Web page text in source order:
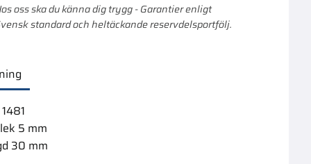
oss ska du känna dig trygg - Garantier enligt
standard och heltäckande reservdelsportfölj.
5 mm
30 mm